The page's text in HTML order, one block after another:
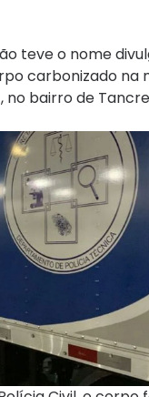
teve o nome
carbonizado na
no bairro de